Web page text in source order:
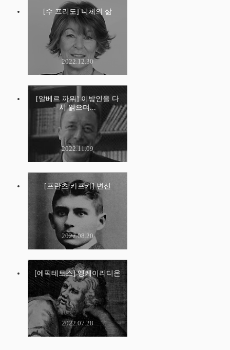
[수 프리도] 니체의 삶
2022.12.30
[알베르 까뮈] 이방인을 다
시 읽으며...
2022.11.09
[프란츠 카프카] 변신
2022.08.20
[에픽테토스] 엥케이리디온
2022.07.28